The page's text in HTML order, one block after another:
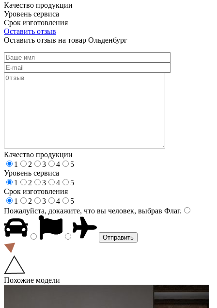
Качество продукции
Уровень сервиса
Срок изготовления
Оставить отзыв
Оставить отзыв на товар Ольденбург
Качество продукции
1
2 3 4
5
Уровень сервиса
1
2 3 4
5
Срок изготовления
1
2 3 4
5
Пожалуйста, докажите, что вы человек, выбрав Флаг.
Похожие модели